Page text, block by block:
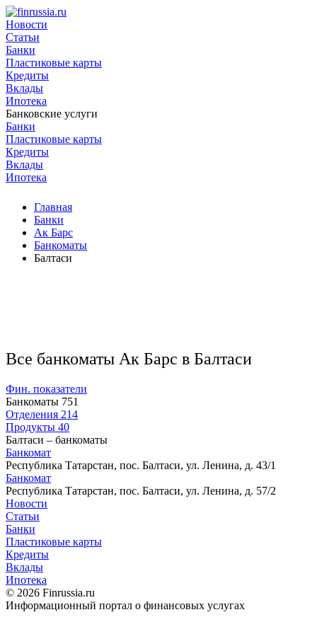
Новости
Статьи
Банки
Пластиковые карты
Кредиты
Вклады
Ипотека
Банковские услуги
Банки
Пластиковые карты
Кредиты
Вклады
Ипотека
Главная
Банки
Ак Барс
Банкоматы
Балтаси
Все банкоматы Ак Барс в Балтаси
Фин. показатели
Банкоматы 751
Отделения 214
Продукты 40
Балтаси – банкоматы
Банкомат
Республика Татарстан, пос. Балтаси, ул. Ленина, д. 43/1
Банкомат
Республика Татарстан, пос. Балтаси, ул. Ленина, д. 57/2
Новости
Статьи
Банки
Пластиковые карты
Кредиты
Вклады
Ипотека
© 2026 Finrussia.ru
Информационный портал о финансовых услугах